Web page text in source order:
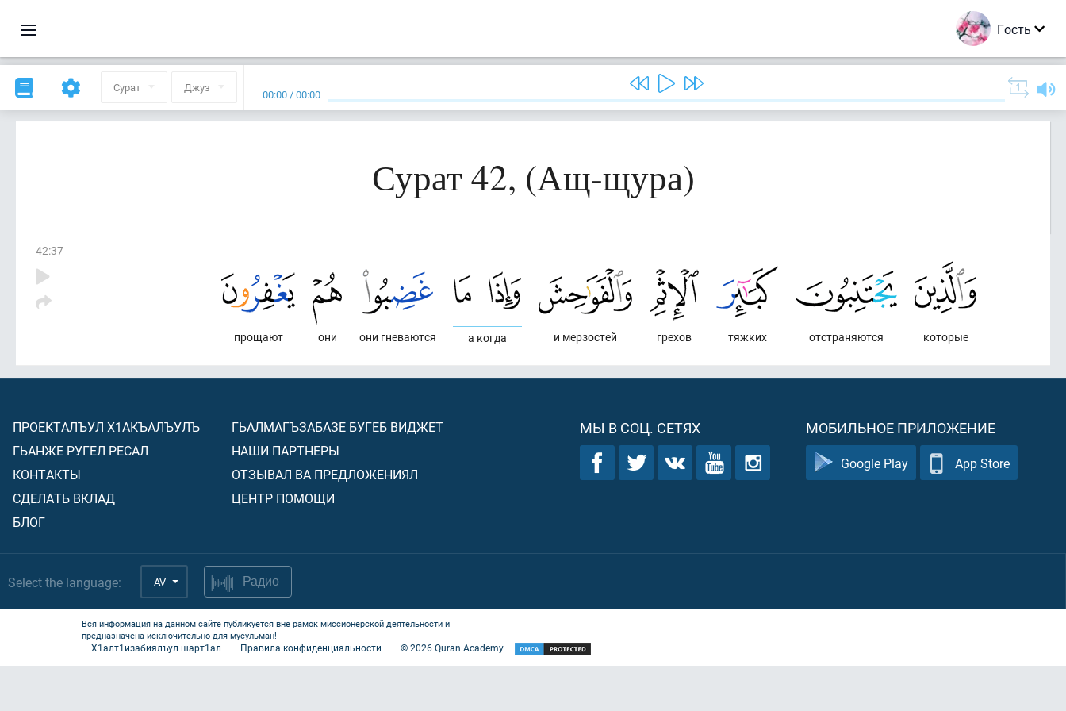
Гость
Сурат Джуз 00:00 /00:00
Сурат 42, (Ащ-щура)
42:37
которые
отстраняются
тяжких
грехов
и мерзостей
а когда
они гневаются
они
прощают
ПРОЕКТАЛЪУЛ Х1АКЪАЛЪУЛЪ
ГЬАНЖЕ РУГЕЛ РЕСАЛ
КОНТАКТЫ
СДЕЛАТЬ ВКЛАД
БЛОГ
ГЬАЛМАГЪЗАБАЗЕ БУГЕБ ВИДЖЕТ
НАШИ ПАРТНЕРЫ
ОТЗЫВАЛ ВА ПРЕДЛОЖЕНИЯЛ
ЦЕНТР ПОМОЩИ
МЫ В СОЦ. СЕТЯХ МОБИЛЬНОЕ ПРИЛОЖЕНИЕ
Google Play App Store
Select the language: AV Радио
Вся информация на данном сайте публикуется вне рамок миссионерской деятельности и
предназначена исключительно для мусульман!
Х1алт1изабиялъул шарт1ал Правила конфиденциальности ©2026Quran Academy